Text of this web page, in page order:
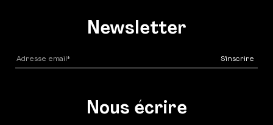
Newsletter
Nous écrire